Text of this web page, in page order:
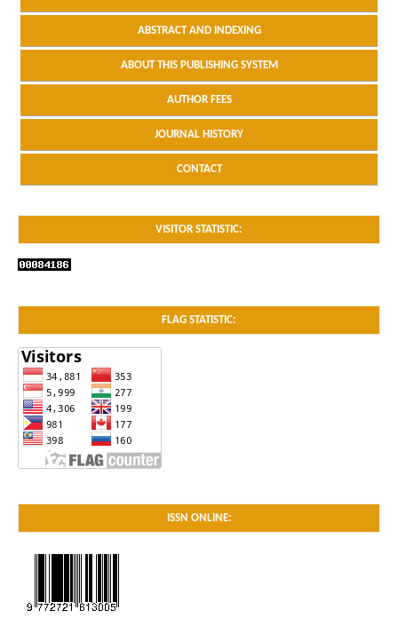
ABSTRACT AND INDEXING
ABOUT THIS PUBLISHING SYSTEM
AUTHOR FEES
JOURNAL HISTORY
CONTACT
VISITOR STATISTIC:
FLAG STATISTIC:
ISSN ONLINE: